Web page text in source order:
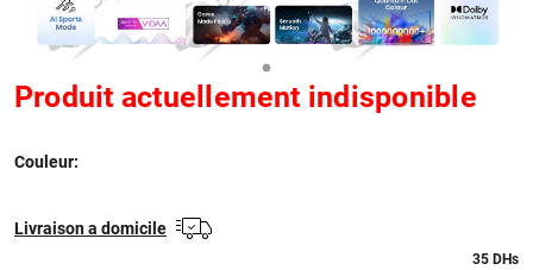
Produit actuellement indisponible
Couleur:
Livraison a domicile
35 DHs